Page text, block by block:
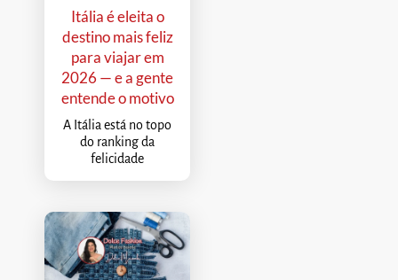
Itália é eleita o
destino mais feliz
para viajar em
2026 — e a gente
entende o motivo
A Itália está no topo
do ranking da
felicidade